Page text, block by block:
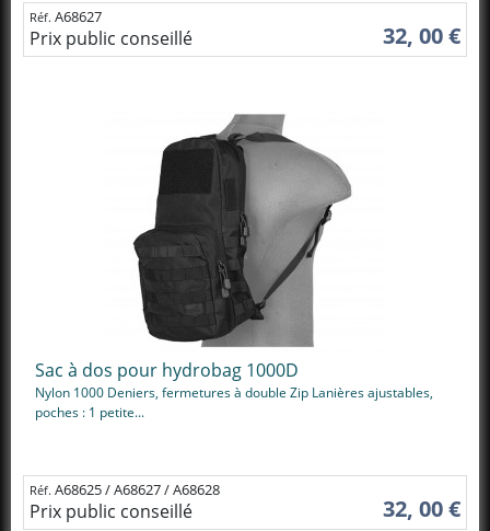
Réf. A68627
Prix public conseillé 32, 00 €
Sac à dos pour hydrobag 1000D
Nylon 1000 Deniers, fermetures à double Zip Lanières ajustables,
poches : 1 petite...
Réf. A68625 / A68627 / A68628
Prix public conseillé 32, 00 €